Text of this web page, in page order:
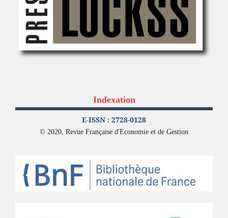
Indexation
E-ISSN : 2728-0128
© 2020, Revue Française d'Economie et de Gestion